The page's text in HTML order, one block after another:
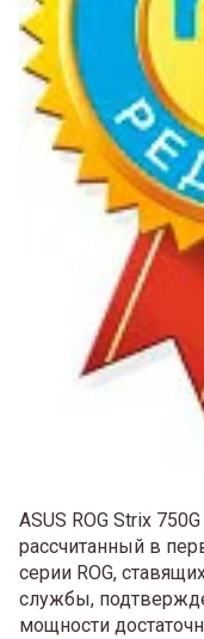
ASUS ROG Strix
рассчитанный в
серии ROG,
службы,
мощности